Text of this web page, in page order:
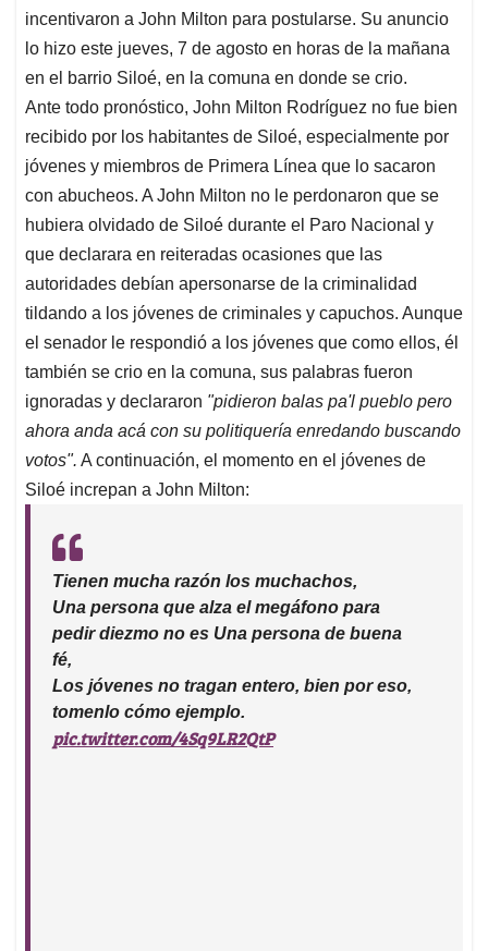
incentivaron a John Milton para postularse. Su anuncio
lo hizo este jueves, 7 de agosto en horas de la mañana
en el barrio Siloé, en la comuna en donde se crio.
Ante todo pronóstico, John Milton Rodríguez no fue bien
recibido por los habitantes de Siloé, especialmente por
jóvenes y miembros de Primera Línea que lo sacaron
con abucheos. A John Milton no le perdonaron que se
hubiera olvidado de Siloé durante el Paro Nacional y
que declarara en reiteradas ocasiones que las
autoridades debían apersonarse de la criminalidad
tildando a los jóvenes de criminales y capuchos. Aunque
el senador le respondió a los jóvenes que como ellos, él
también se crio en la comuna, sus palabras fueron
ignoradas y declararon "pidieron balas pa'l pueblo pero
ahora anda acá con su politiquería enredando buscando
votos". A continuación, el momento en el jóvenes de
Siloé increpan a John Milton:
Tienen mucha razón los muchachos,
Una persona que alza el megáfono para
pedir diezmo no es Una persona de buena
fé,
Los jóvenes no tragan entero, bien por eso,
tomenlo cómo ejemplo.
pic.twitter.com/4Sq9LR2QtP